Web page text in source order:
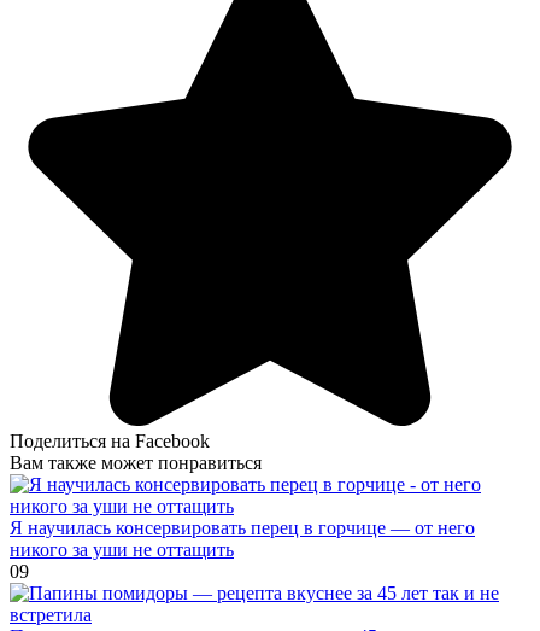
Поделиться на Facebook
Вам также может понравиться
Я научилась консервировать перец в горчице — от него
никого за уши не оттащить
09